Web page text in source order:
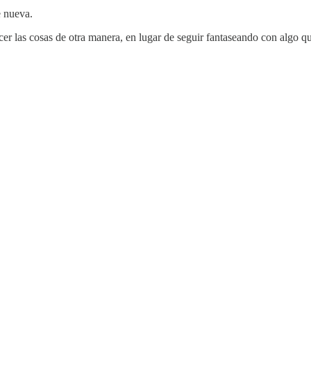
nueva.
las cosas de otra manera, en lugar de seguir fantaseando con algo